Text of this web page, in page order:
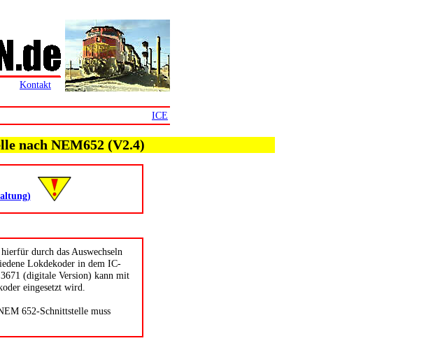
Kontakt
ICE
nach NEM652 (V2.4)
durch das Auswechseln
Lokdekoder in dem IC-
(digitale Version) kann mit
eingesetzt wird.
652-Schnittstelle muss